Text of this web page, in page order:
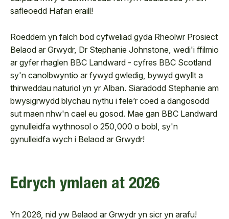
safleoedd Hafan eraill!
Roeddem yn falch bod cyfweliad gyda Rheolwr Prosiect
Belaod ar Grwydr, Dr Stephanie Johnstone, wedi'i ffilmio
ar gyfer rhaglen BBC Landward - cyfres BBC Scotland
sy'n canolbwyntio ar fywyd gwledig, bywyd gwyllt a
thirweddau naturiol yn yr Alban. Siaradodd Stephanie am
bwysigrwydd blychau nythu i fele’r coed a dangosodd
sut maen nhw'n cael eu gosod. Mae gan BBC Landward
gynulleidfa wythnosol o 250,000 o bobl, sy'n
gynulleidfa wych i Belaod ar Grwydr!
Edrych ymlaen at 2026
Yn 2026, nid yw Belaod ar Grwydr yn sicr yn arafu!